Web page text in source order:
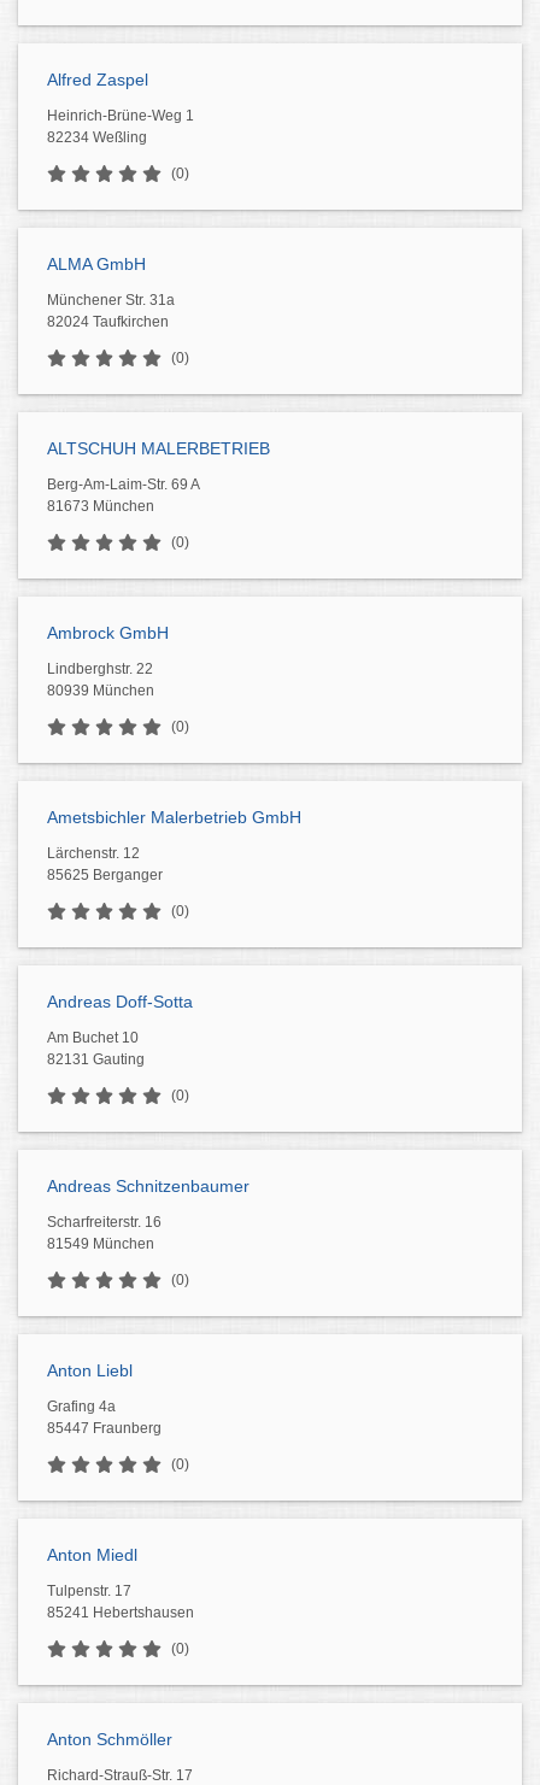
Alfred Zaspel
Heinrich-Brüne-Weg 1
82234 Weßling
(0)
ALMA GmbH
Münchener Str. 31a
82024 Taufkirchen
(0)
ALTSCHUH MALERBETRIEB
Berg-Am-Laim-Str. 69 A
81673 München
(0)
Ambrock GmbH
Lindberghstr. 22
80939 München
(0)
Ametsbichler Malerbetrieb GmbH
Lärchenstr. 12
85625 Berganger
(0)
Andreas Doff-Sotta
Am Buchet 10
82131 Gauting
(0)
Andreas Schnitzenbaumer
Scharfreiterstr. 16
81549 München
(0)
Anton Liebl
Grafing 4a
85447 Fraunberg
(0)
Anton Miedl
Tulpenstr. 17
85241 Hebertshausen
(0)
Anton Schmöller
Richard-Strauß-Str. 17